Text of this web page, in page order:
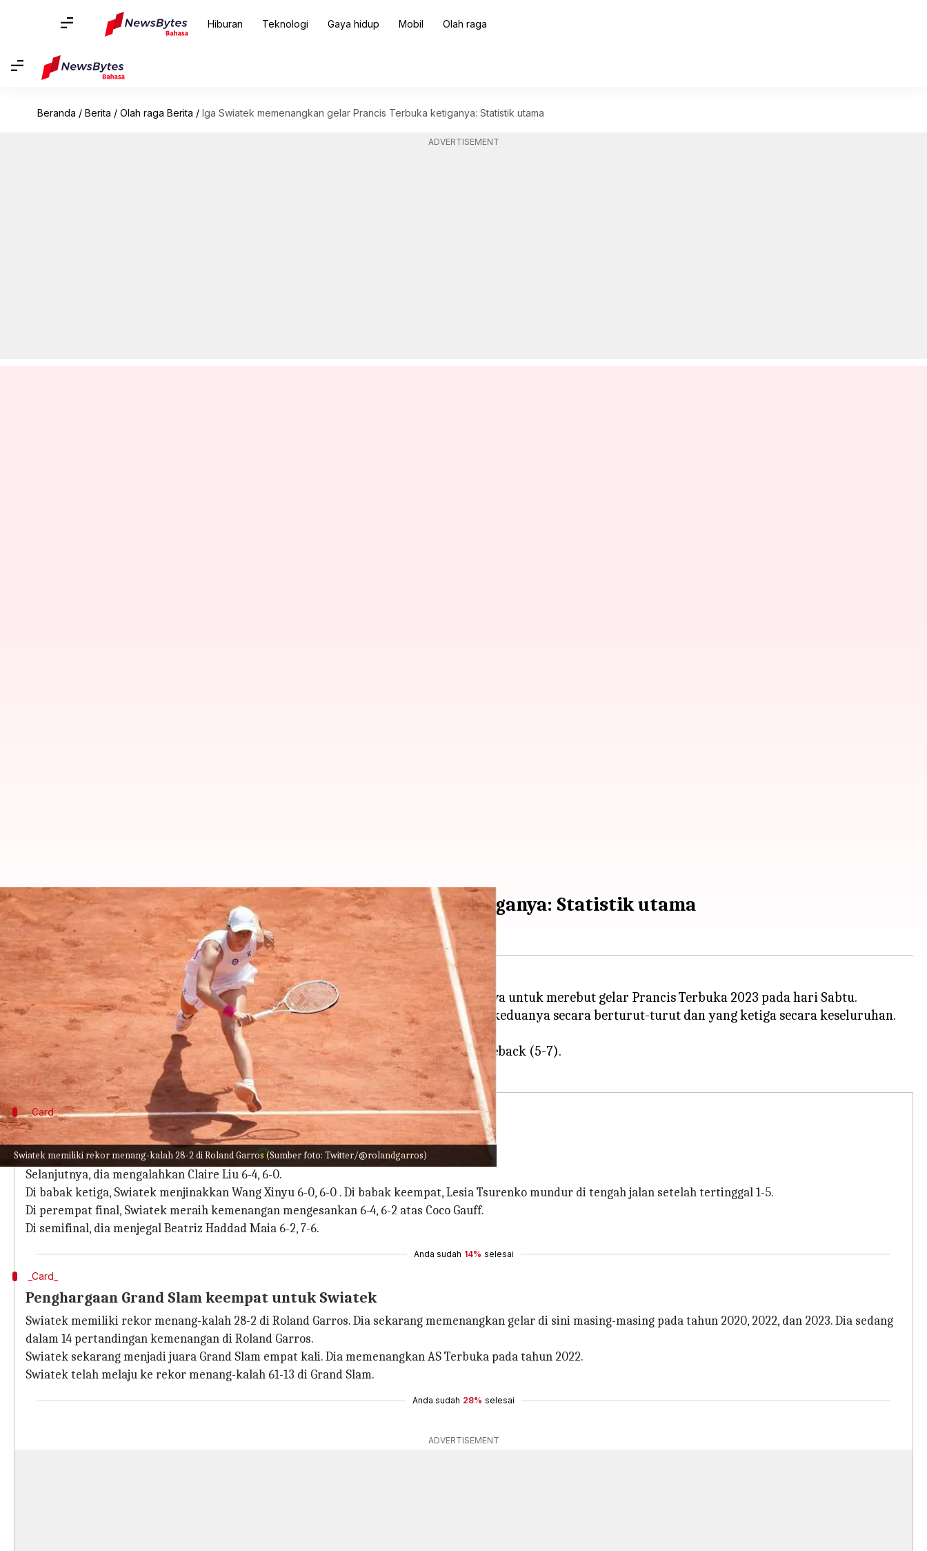
Hiburan Teknologi Gaya hidup Mobil Olah raga
Beranda / Berita / Olah raga Berita / Iga Swiatek memenangkan gelar Prancis Terbuka ketiganya: Statistik utama
ADVERTISEMENT
Swiatek memiliki rekor menang-kalah 28-2 di Roland Garros (Sumber foto: Twitter/@rolandgarros)
Iga Swiatek memenangkan gelar Prancis Terbuka ketiganya: Statistik utama
menulis Bob 12:49 pm
Apa ceritanya
Petenis tunggal putri nomor satu dunia Iga Swiatek mengalahkan Karolina Muchova untuk merebut gelar Prancis Terbuka 2023 pada hari Sabtu.
Dengan kemenangan ini, bintang Polandia itu meraih penghargaan Roland Garros keduanya secara berturut-turut dan yang ketiga secara keseluruhan.
Dia juga merebut gelar Grand Slam keempatnya.
Swiatek memenangkan set pertama 6-2 sebelum melihat Muchova melakukan comeback (5-7).
_Card_
Perjalanan Swiatek di turnamen ini
Di babak pertama, bintang Polandia Swiatek mengalahkan Cristina Bucsa 6-4, 6-0.
Selanjutnya, dia mengalahkan Claire Liu 6-4, 6-0.
Di babak ketiga, Swiatek menjinakkan Wang Xinyu 6-0, 6-0 . Di babak keempat, Lesia Tsurenko mundur di tengah jalan setelah tertinggal 1-5.
Di perempat final, Swiatek meraih kemenangan mengesankan 6-4, 6-2 atas Coco Gauff.
Di semifinal, dia menjegal Beatriz Haddad Maia 6-2, 7-6.
Anda sudah 14% selesai
_Card_
Penghargaan Grand Slam keempat untuk Swiatek
Swiatek memiliki rekor menang-kalah 28-2 di Roland Garros. Dia sekarang memenangkan gelar di sini masing-masing pada tahun 2020, 2022, dan 2023. Dia sedang
dalam 14 pertandingan kemenangan di Roland Garros.
Swiatek sekarang menjadi juara Grand Slam empat kali. Dia memenangkan AS Terbuka pada tahun 2022.
Swiatek telah melaju ke rekor menang-kalah 61-13 di Grand Slam.
Anda sudah 28% selesai
ADVERTISEMENT